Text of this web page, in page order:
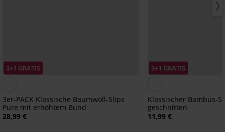
3+1 GRATIS
3er-PACK Klassische Baumwoll-Slips
Pure mit erhöhtem Bund
28,99 €
3+1 GRATIS
Klassischer Bambus-
geschnitten
11,99 €